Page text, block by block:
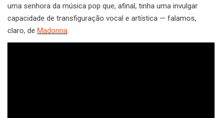
uma senhora da música pop que, afinal, tinha uma invulgar
capacidade de transfiguração vocal e artística — falamos,
claro, de Madonna.